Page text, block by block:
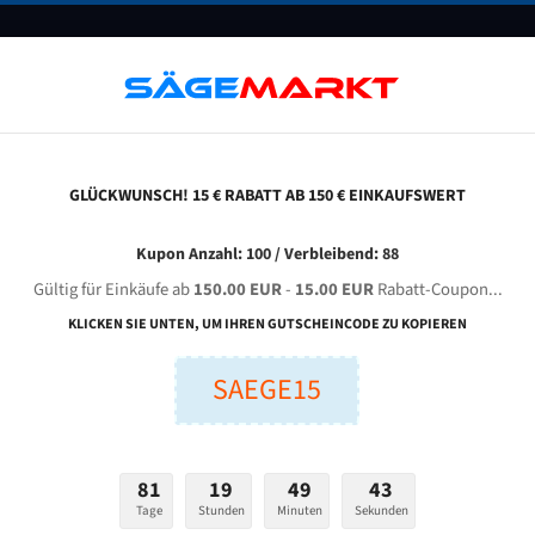
FAQ GUTSCHEINE BLOG KONTAKT
BAUER VG 550 ST für 5640 mm Bi-Metall Bandsägeblätter
Breite (mm):
GLÜCKWUNSCH! 15 € RABATT AB 150 € EINKAUFSWERT
Kupon Anzahl: 100 / Verbleibend: 88
Gültig für Einkäufe ab150.00 EUR- 15.00 EURRabatt-Coupon...
KLICKEN SIE UNTEN, UM IHREN GUTSCHEINCODE ZU KOPIEREN
SAEGE15
81
Tage
19
Stunden
49
Minuten
42
Sekunden